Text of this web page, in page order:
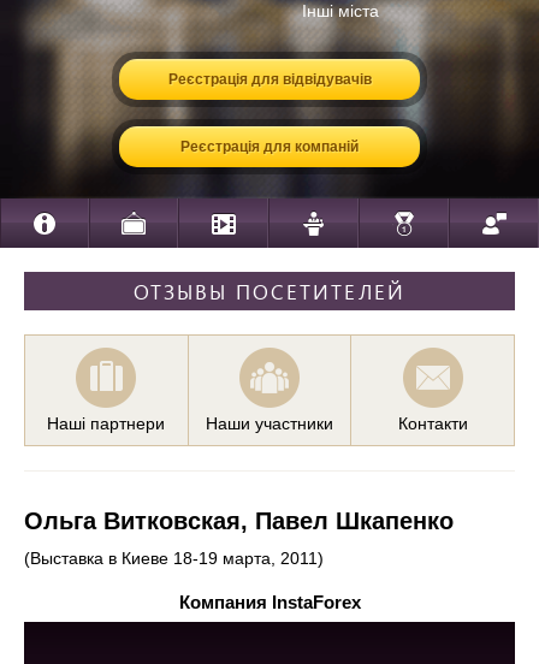
Інші міста
Реєстрація для відвідувачів
Реєстрація для компаній
ОТЗЫВЫ ПОСЕТИТЕЛЕЙ
Наші партнери Наши участники Контакти
Ольга Витковская, Павел Шкапенко
(Выставка в Киеве 18-19 марта, 2011)
Компания InstaForex